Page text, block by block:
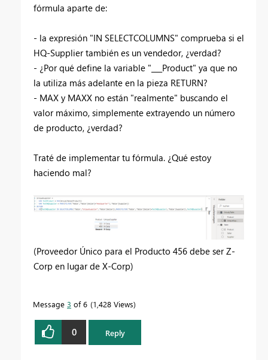
fórmula aparte de:
- la expresión "IN SELECTCOLUMNS" comprueba si el
HQ-Supplier también es un vendedor, ¿verdad?
- ¿Por qué define la variable "___Product" ya que no
la utiliza más adelante en la pieza RETURN?
- MAX y MAXX no están "realmente" buscando el
valor máximo, simplemente extrayendo un número
de producto, ¿verdad?
Traté de implementar tu fórmula. ¿Qué estoy
haciendo mal?
(Proveedor Único para el Producto 456 debe ser Z-
Corp en lugar de X-Corp)
Message 3 of 6 1,428 Views
0 Reply